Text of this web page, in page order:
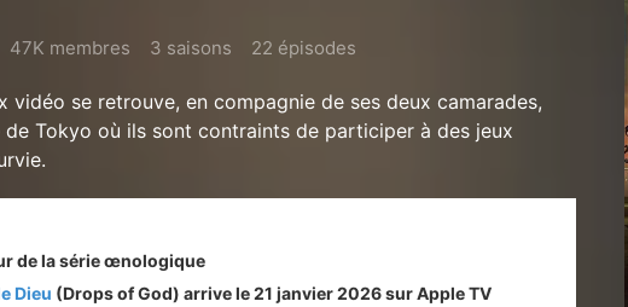
47K membres 3 saisons 22 épisodes
vidéo se retrouve, en compagnie de ses deux camarades,
Tokyo où ils sont contraints de participer à des jeux
de la série œnologique
Dieu (Drops of God) arrive le 21 janvier 2026 sur Apple TV